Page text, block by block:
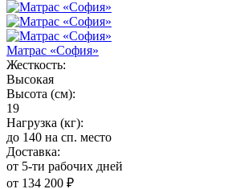
Матрас «София»
Жесткость:
Высокая
Высота (см):
19
Нагрузка (кг):
до 140 на сп. место
Доставка:
от 5-ти рабочих дней
от 134 200 ₽